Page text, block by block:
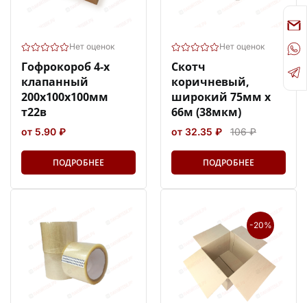
Нет оценок
Гофрокороб 4-х
клапанный
200х100х100мм
т22в
от 5.90 ₽
ПОДРОБНЕЕ
Нет оценок
Скотч
коричневый,
широкий 75мм х
66м (38мкм)
от 32.35 ₽ 106 ₽
ПОДРОБНЕЕ
-20%